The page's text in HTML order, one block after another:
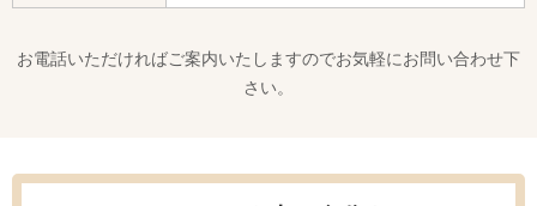
お電話いただければご案内いたしますのでお気軽にお問い合わせ下
さい。